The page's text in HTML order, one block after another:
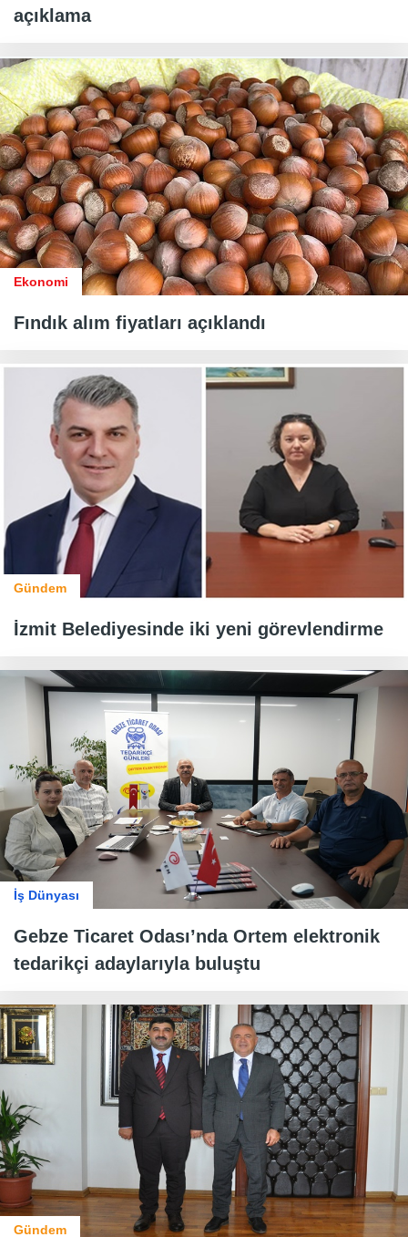
açıklama
Ekonomi
Fındık alım fiyatları açıklandı
Gündem
İzmit Belediyesinde iki yeni görevlendirme
İş Dünyası
Gebze Ticaret Odası’nda Ortem elektronik
tedarikçi adaylarıyla buluştu
Gündem